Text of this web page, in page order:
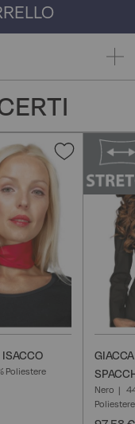
Aggiungi
alla
lista
desideri
Poliestere
Nero